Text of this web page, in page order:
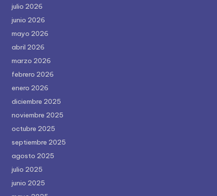
julio 2026
junio 2026
mayo 2026
abril 2026
marzo 2026
febrero 2026
enero 2026
diciembre 2025
noviembre 2025
octubre 2025
septiembre 2025
agosto 2025
julio 2025
junio 2025